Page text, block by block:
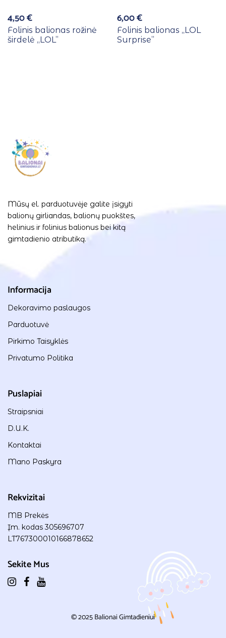
4,50€
Folinis balionas rožinė
širdelė ,,LOL”
6,00€
Folinis balionas ,,LOL
Surprise”
Mūsų el. parduotuvėje galite įsigyti
balionų girliandas, balionų puokštes,
helinius ir folinius balionus bei kitą
gimtadienio atributiką.
Informacija
Dekoravimo paslaugos
Parduotuvė
Pirkimo Taisyklės
Privatumo Politika
Puslapiai
Straipsniai
D.U.K.
Kontaktai
Mano Paskyra
Rekvizitai
MB Prekės
Įm. kodas 305696707
LT767300010166878652
Sekite Mus
© 2025Balionai Gimtadieniui